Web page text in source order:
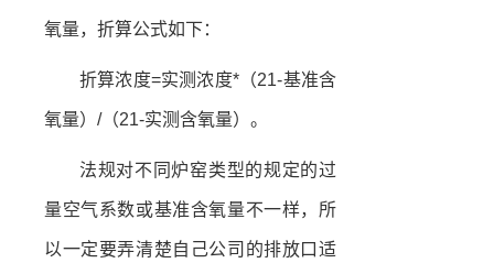
氧量，折算公式如下：
折算浓度=实测浓度*（21-基准含
氧量）/（21-实测含氧量）。
法规对不同炉窑类型的规定的过
量空气系数或基准含氧量不一样，所
以一定要弄清楚自己公司的排放口适